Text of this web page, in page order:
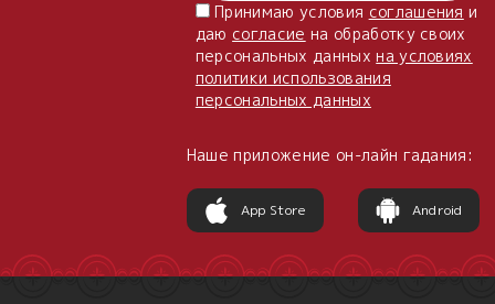
Принимаю условия соглашения и
даю согласие на обработку своих
персональных данныхна условиях
политики использования
персональных данных
Наше приложение он-лайн гадания:
App Store Android